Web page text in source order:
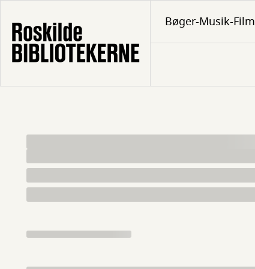
hovedindhold
Bøger-Musik-Film